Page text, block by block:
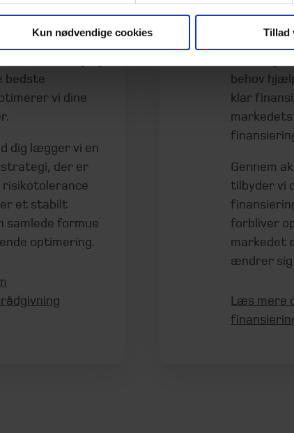
Kun nødvendige cookies Tillad
strategiske valg,
og
bedste
vi dine
dig lægger vi en
der er
et stabilt
samlede formue
optimering.
Vi gør det
behov
klar
Gennem
tilbyder vi
forbliver
markedet
ændrer sig.
Læs mere